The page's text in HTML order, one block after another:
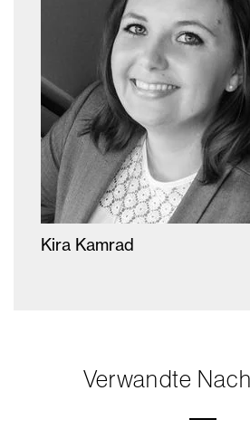
Kira Kamrad
Verwandte